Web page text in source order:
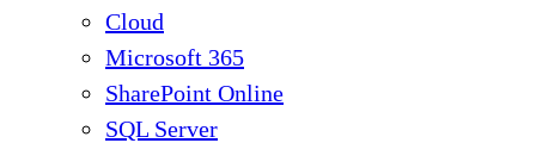
Cloud
Microsoft 365
SharePoint Online
SQL Server